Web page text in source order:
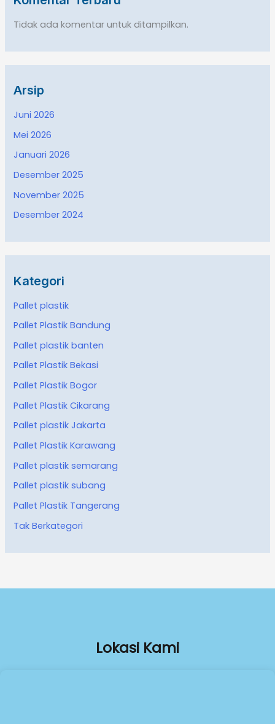
Tidak ada komentar untuk ditampilkan.
Arsip
Juni 2026
Mei 2026
Januari 2026
Desember 2025
November 2025
Desember 2024
Kategori
Pallet plastik
Pallet Plastik Bandung
Pallet plastik banten
Pallet Plastik Bekasi
Pallet Plastik Bogor
Pallet Plastik Cikarang
Pallet plastik Jakarta
Pallet Plastik Karawang
Pallet plastik semarang
Pallet plastik subang
Pallet Plastik Tangerang
Tak Berkategori
Lokasi Kami